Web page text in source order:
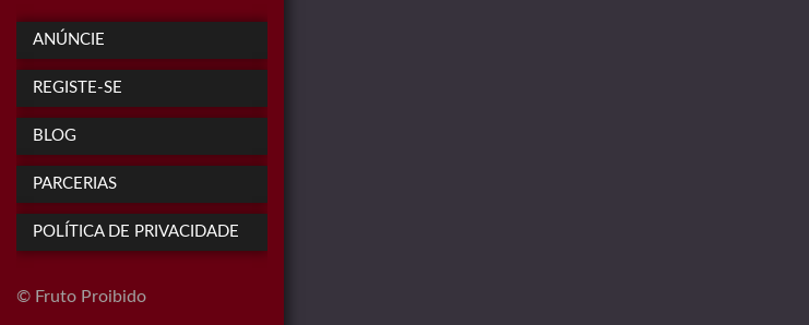
ANÚNCIE
REGISTE-SE
BLOG
PARCERIAS
POLÍTICA DE PRIVACIDADE
© Fruto Proibido